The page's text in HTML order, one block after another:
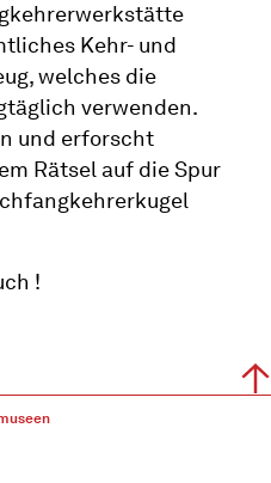
Kehr- und
welches die
verwenden.
und erforscht
Rätsel auf die Spur
!